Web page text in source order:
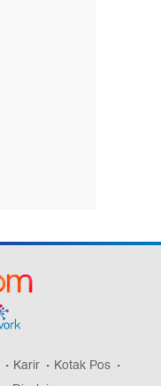
Karir
Kotak Pos